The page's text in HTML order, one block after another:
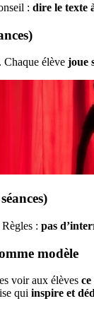
: dire le texte
Chaque élève joue
: pas
modèle
voir aux élèves
qui inspire et